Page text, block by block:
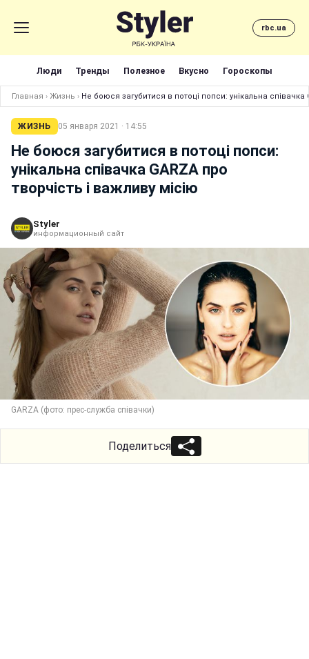
rbc.ua
Люди Тренды Полезное Вкусно Гороскопы
Главная › Жизнь › Не боюся загубитися в потоці попси: унікальна співачка
ЖИЗНЬ 05 января 2021 · 14:55
Не боюся загубитися в потоці попси:
унікальна співачка GARZA про
творчість і важливу місію
Styler
информационный сайт
GARZA (фото: прес-служба співачки)
Поделиться